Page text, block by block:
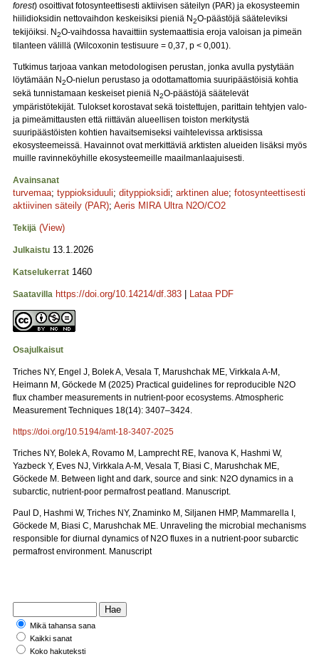
forest) osoittivat fotosynteettisesti aktiivisen säteilyn (PAR) ja ekosysteemin
hiilidioksidin nettovaihdon keskeisiksi pieniä N2O-päästöjä sääteleviksi
tekijöiksi. N2O-vaihdossa havaittiin systemaattisia eroja valoisan ja pimeän
tilanteen välillä (Wilcoxonin testisuure = 0,37, p < 0,001).
Tutkimus tarjoaa vankan metodologisen perustan, jonka avulla pystytään
löytämään N2O-nielun perustaso ja odottamattomia suuripäästöisiä kohtia
sekä tunnistamaan keskeiset pieniä N2O-päästöjä säätelevät
ympäristötekijät. Tulokset korostavat sekä toistettujen, parittain tehtyjen valo-
ja pimeämittausten että riittävän alueellisen toiston merkitystä
suuripäästöisten kohtien havaitsemiseksi vaihtelevissa arktisissa
ekosysteemeissä. Havainnot ovat merkittäviä arktisten alueiden lisäksi myös
muille ravinneköyhille ekosysteemeille maailmanlaajuisesti.
Avainsanat
turvemaa; typpioksiduuli; dityppioksidi; arktinen alue; fotosynteettisesti
aktiivinen säteily (PAR); Aeris MIRA Ultra N2O/CO2
Tekijä (View)
Julkaistu 13.1.2026
Katselukerrat 1460
Saatavilla https://doi.org/10.14214/df.383 Lataa PDF
Osajulkaisut
Triches NY, Engel J, Bolek A, Vesala T, Marushchak ME, Virkkala A-M,
Heimann M, Göckede M (2025) Practical guidelines for reproducible N2O
flux chamber measurements in nutrient-poor ecosystems. Atmospheric
Measurement Techniques 18(14): 3407–3424.
https://doi.org/10.5194/amt-18-3407-2025
Triches NY, Bolek A, Rovamo M, Lamprecht RE, Ivanova K, Hashmi W,
Yazbeck Y, Eves NJ, Virkkala A-M, Vesala T, Biasi C, Marushchak ME,
Göckede M. Between light and dark, source and sink: N2O dynamics in a
subarctic, nutrient-poor permafrost peatland. Manuscript.
Paul D, Hashmi W, Triches NY, Znaminko M, Siljanen HMP, Mammarella I,
Göckede M, Biasi C, Marushchak ME. Unraveling the microbial mechanisms
responsible for diurnal dynamics of N2O fluxes in a nutrient-poor subarctic
permafrost environment. Manuscript
Mikä tahansa sana
Kaikki sanat
Koko hakuteksti